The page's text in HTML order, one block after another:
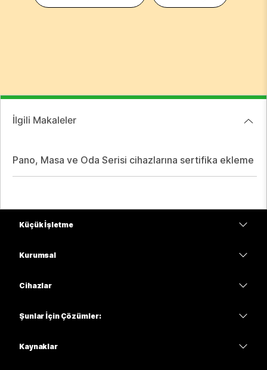
İlgili Makaleler
Pano, Masa ve Oda Serisi cihazlarına sertifika ekleme
Küçük İşletme
Kurumsal
Cihazlar
Şunlar İçin Çözümler:
Kaynaklar